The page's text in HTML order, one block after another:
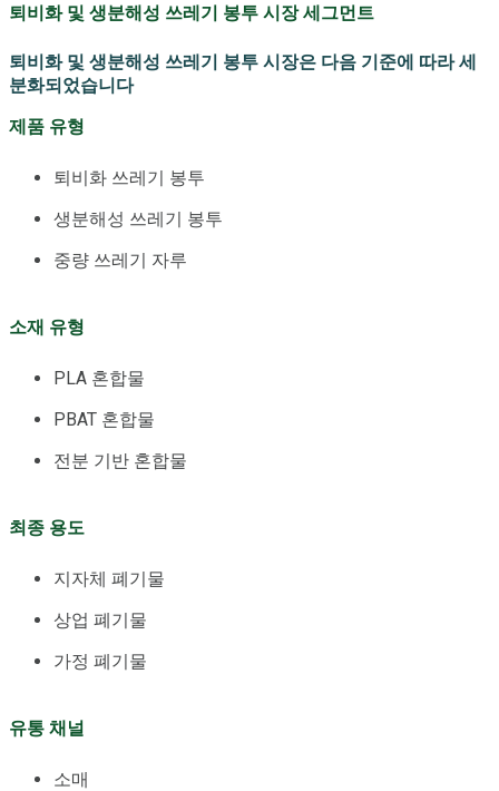
퇴비화 및 생분해성 쓰레기 봉투 시장 세그먼트
퇴비화 및 생분해성 쓰레기 봉투 시장은 다음 기준에 따라 세
분화되었습니다
제품 유형
퇴비화 쓰레기 봉투
생분해성 쓰레기 봉투
중량 쓰레기 자루
소재 유형
PLA 혼합물
PBAT 혼합물
전분 기반 혼합물
최종 용도
지자체 폐기물
상업 폐기물
가정 폐기물
유통 채널
소매